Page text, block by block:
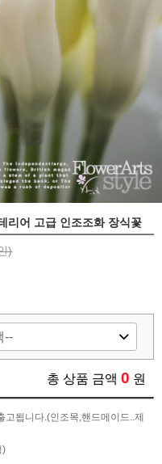
리어 고급 인조조화 장식꽃
)
총 상품 금액 0 원
됩니다.(인조목,핸드메이드..제
)